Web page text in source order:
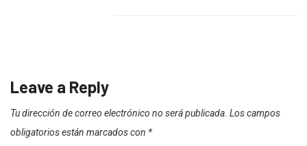
Leave a Reply
Tu dirección de correo electrónico no será publicada. Los campos
obligatorios están marcados con *